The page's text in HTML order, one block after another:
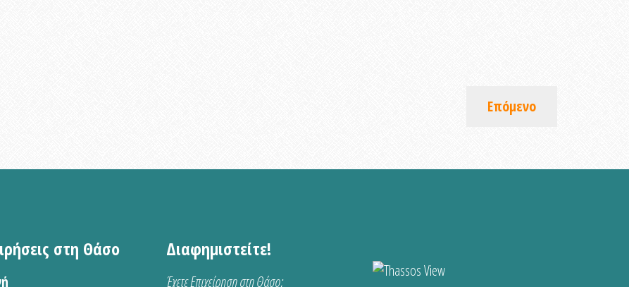
Επόμενο
στη Θάσο Διαφημιστείτε!
Έχετε Επιχείρηση στη Θάσο;